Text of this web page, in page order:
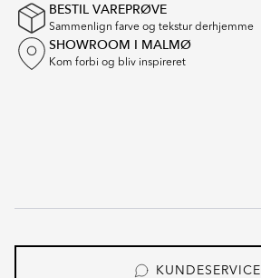
BESTIL VAREPRØVE
Sammenlign farve og tekstur derhjemme
SHOWROOM I MALMØ
Kom forbi og bliv inspireret
KUNDESERVICE